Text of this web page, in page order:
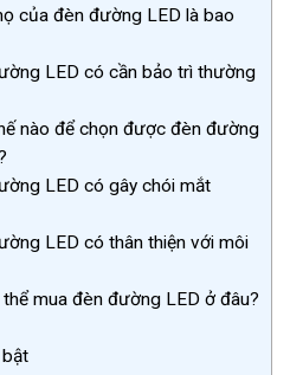
của đèn đường LED là bao
LED có cần bảo trì thường
nào để chọn được đèn đường
LED có gây chói mắt
LED có thân thiện với môi
thể mua đèn đường LED ở đâu?